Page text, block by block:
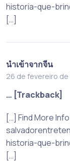
historia-que-
[…]
นำเข้าจากจีน
26 de fevereiro
… [Trackback]
[…] Find More
historia-que-
[…]